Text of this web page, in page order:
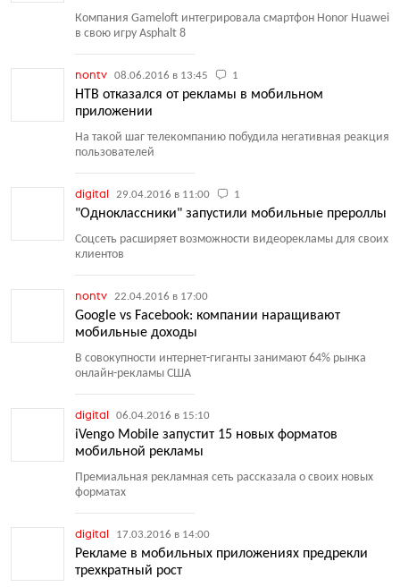
Компания Gameloft интегрировала смартфон Honor Huawei
в свою игру Asphalt 8
nontv 08.06.2016 в 13:45 1
НТВ отказался от рекламы в мобильном
приложении
На такой шаг телекомпанию побудила негативная реакция
пользователей
digital 29.04.2016 в 11:00 1
"Одноклассники" запустили мобильные прероллы
Соцсеть расширяет возможности видеорекламы для своих
клиентов
nontv 22.04.2016 в 17:00
Google vs Facebook: компании наращивают
мобильные доходы
В совокупности интернет-гиганты занимают 64% рынка
онлайн-рекламы США
digital 06.04.2016 в 15:10
iVengo Mobile запустит 15 новых форматов
мобильной рекламы
Премиальная рекламная сеть рассказала о своих новых
форматах
digital 17.03.2016 в 14:00
Рекламе в мобильных приложениях предрекли
трехкратный рост